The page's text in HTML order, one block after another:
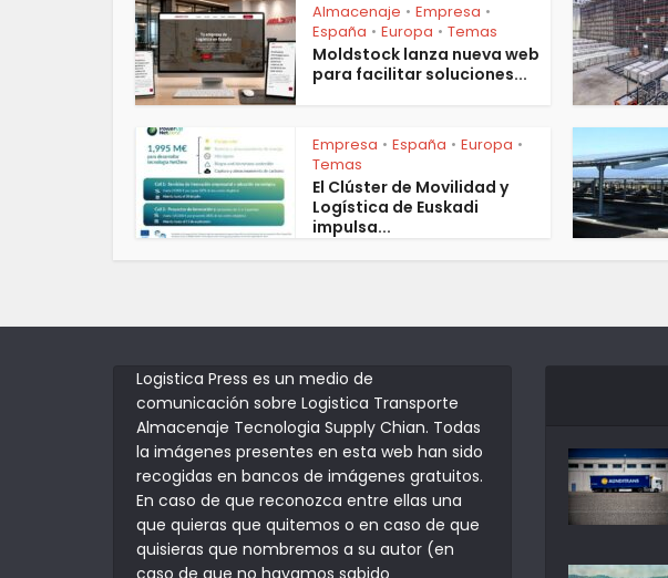
Almacenaje • Empresa •
España • Europa • Temas
Moldstock lanza nueva web
para facilitar soluciones...
Empresa • España • Europa •
Temas
El Clúster de Movilidad y
Logística de Euskadi
impulsa...
Logistica Press es un medio de
comunicación sobre Logistica Transporte
Almacenaje Tecnologia Supply Chian. Todas
la imágenes presentes en esta web han sido
recogidas en bancos de imágenes gratuitos.
En caso de que reconozca entre ellas una
que quieras que quitemos o en caso de que
quisieras que nombremos a su autor (en
caso de que no hayamos sabido